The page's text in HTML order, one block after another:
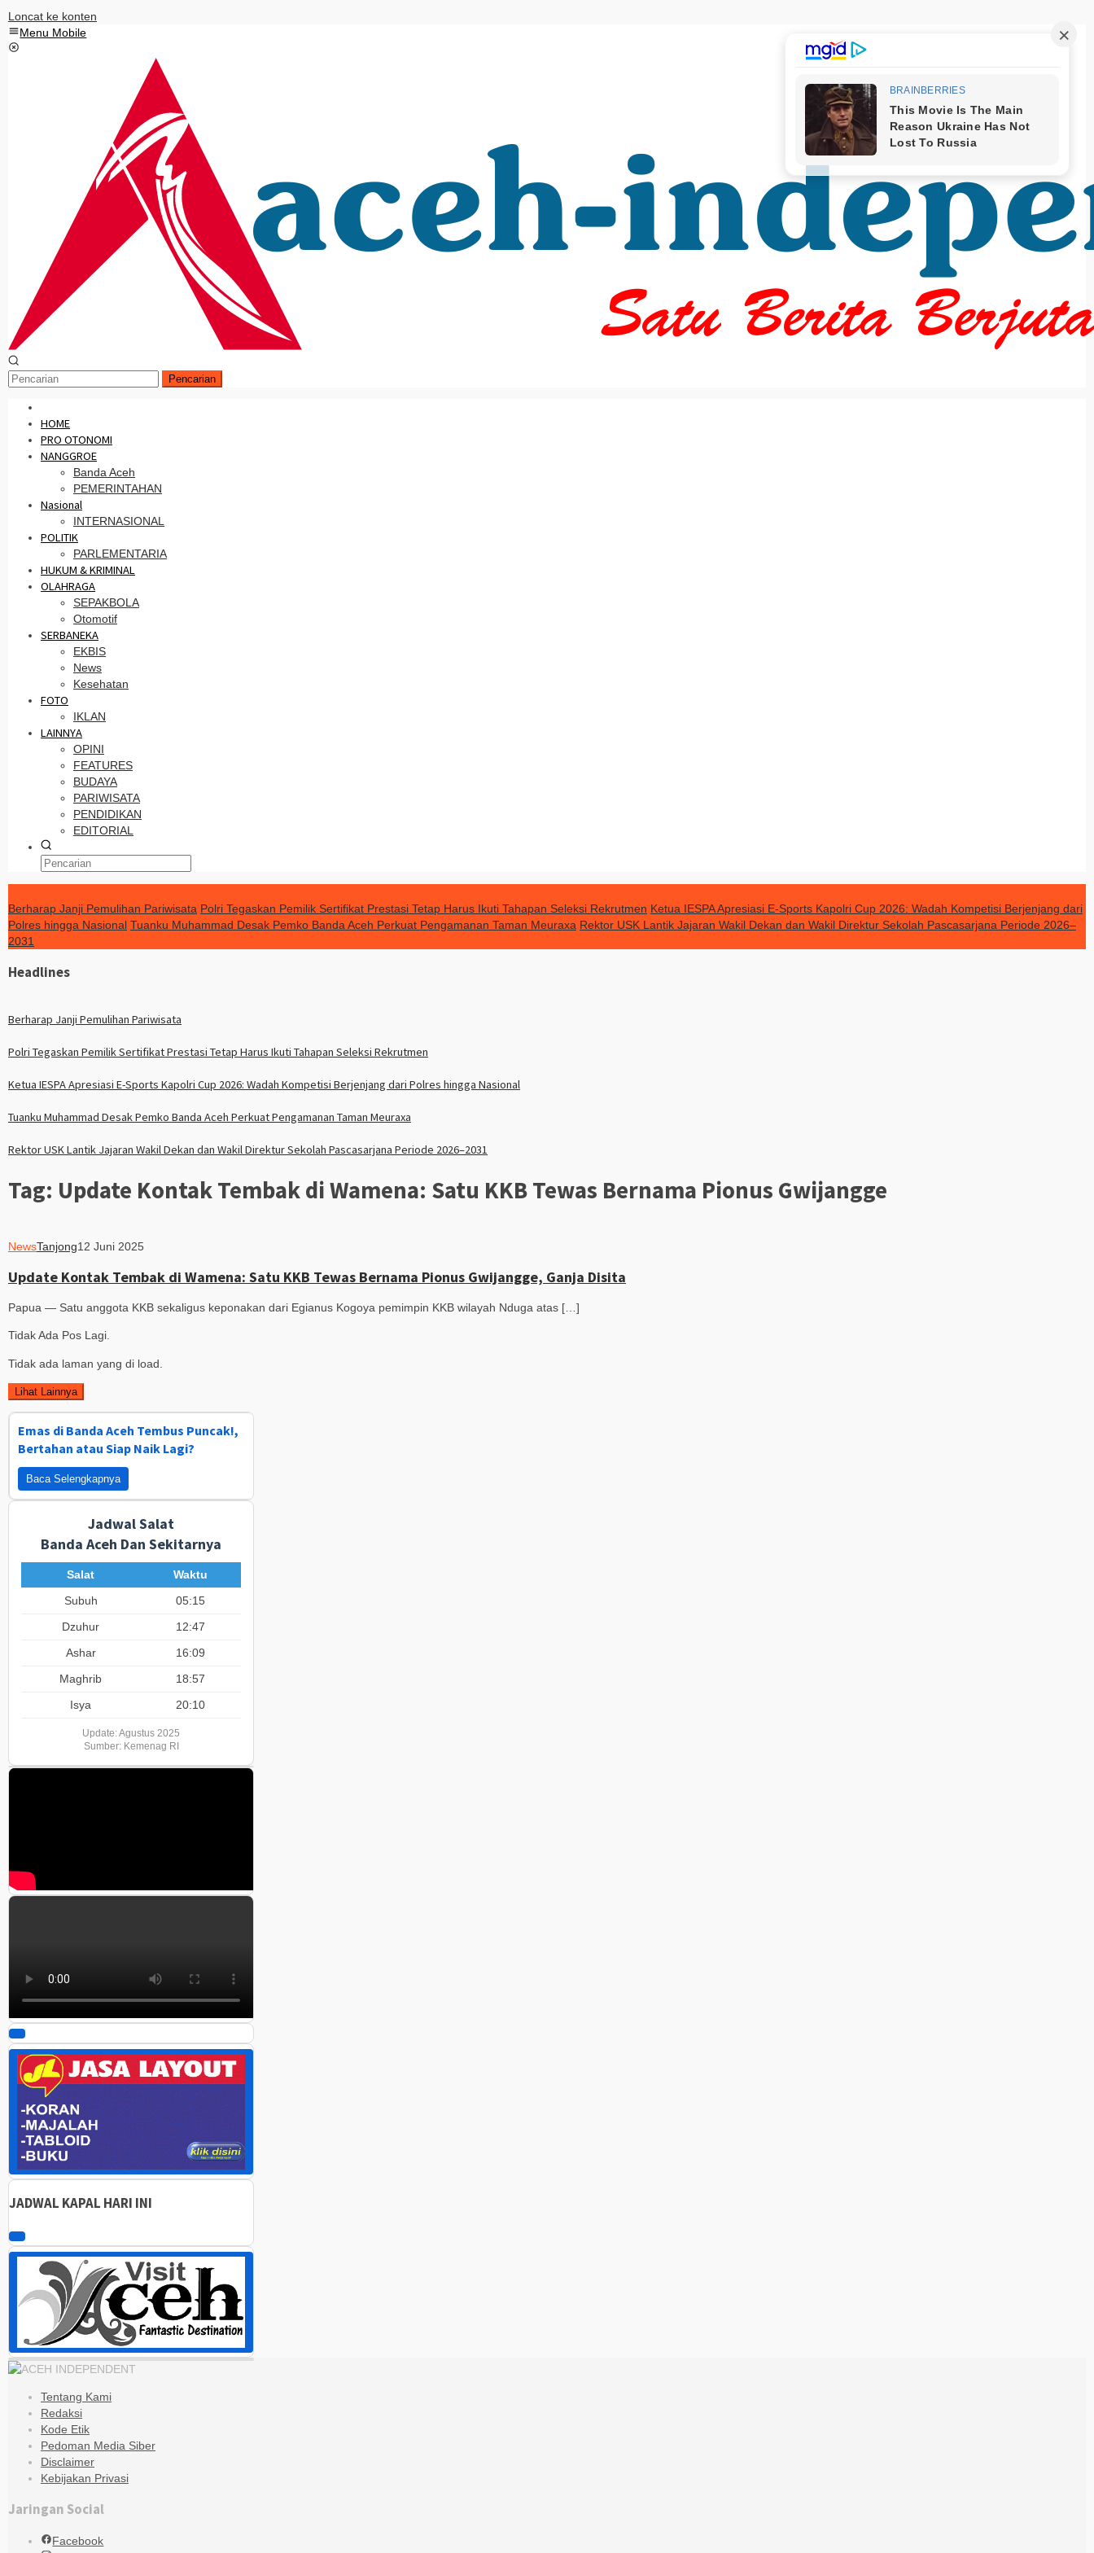
Loncat ke konten
Menu Mobile
Pencarian
HOME
PRO OTONOMI
NANGGROE
Banda Aceh
PEMERINTAHAN
Nasional
INTERNASIONAL
POLITIK
PARLEMENTARIA
HUKUM & KRIMINAL
OLAHRAGA
SEPAKBOLA
Otomotif
SERBANEKA
EKBIS
News
Kesehatan
FOTO
IKLAN
LAINNYA
OPINI
FEATURES
BUDAYA
PARIWISATA
PENDIDIKAN
EDITORIAL
Berharap Janji Pemulihan Pariwisata Polri Tegaskan Pemilik Sertifikat Prestasi Tetap Harus Ikuti Tahapan Seleksi Rekrutmen Ketua IESPA Apresiasi E-Sports Kapolri Cup 2026: Wadah Kompetisi Berjenjang dari
Polres hingga Nasional Tuanku Muhammad Desak Pemko Banda Aceh Perkuat Pengamanan Taman Meuraxa Rektor USK Lantik Jajaran Wakil Dekan dan Wakil Direktur Sekolah Pascasarjana Periode 2026–
2031
Headlines
Berharap Janji Pemulihan Pariwisata
Polri Tegaskan Pemilik Sertifikat Prestasi Tetap Harus Ikuti Tahapan Seleksi Rekrutmen
Ketua IESPA Apresiasi E-Sports Kapolri Cup 2026: Wadah Kompetisi Berjenjang dari Polres hingga Nasional
Tuanku Muhammad Desak Pemko Banda Aceh Perkuat Pengamanan Taman Meuraxa
Rektor USK Lantik Jajaran Wakil Dekan dan Wakil Direktur Sekolah Pascasarjana Periode 2026–2031
Tag: Update Kontak Tembak di Wamena: Satu KKB Tewas Bernama Pionus Gwijangge
NewsTanjong12 Juni 2025
Update Kontak Tembak di Wamena: Satu KKB Tewas Bernama Pionus Gwijangge, Ganja Disita
Papua — Satu anggota KKB sekaligus keponakan dari Egianus Kogoya pemimpin KKB wilayah Nduga atas […]
Tidak Ada Pos Lagi.
Tidak ada laman yang di load.
Lihat Lainnya
Emas di Banda Aceh Tembus Puncak!,
Bertahan atau Siap Naik Lagi?
Baca Selengkapnya
Jadwal Salat
Banda Aceh Dan Sekitarnya
Salat
Waktu
Subuh
05:15
Dzuhur
12:47
Ashar
16:09
Maghrib
18:57
Isya
20:10
Update: Agustus 2025
Sumber: Kemenag RI
JADWAL KAPAL HARI INI
Tentang Kami
Redaksi
Kode Etik
Pedoman Media Siber
Disclaimer
Kebijakan Privasi
Jaringan Social
Facebook